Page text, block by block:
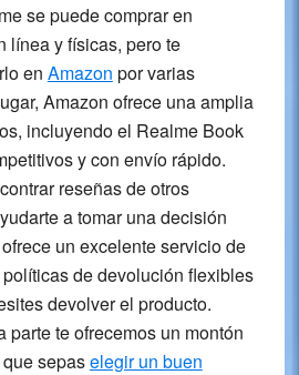
se puede comprar en
línea y físicas, pero te
en Amazon por varias
Amazon ofrece una amplia
incluyendo el Realme Book
y con envío rápido.
reseñas de otros
a tomar una decisión
un excelente servicio de
de devolución flexibles
devolver el producto.
parte te ofrecemos un montón
sepaselegir un buen